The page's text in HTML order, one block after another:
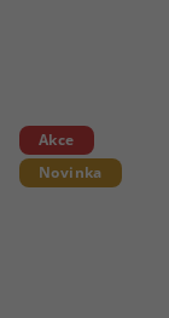
Akce
Novinka